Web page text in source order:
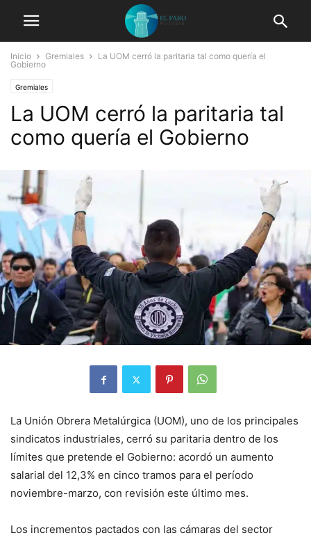
Inicio Gremiales
La UOM cerró la paritaria tal como quería el
Gobierno
Gremiales
La UOM cerró la paritaria tal
como quería el Gobierno
La Unión Obrera Metalúrgica (UOM), uno de los principales
sindicatos industriales, cerró su paritaria dentro de los
límites que pretende el Gobierno: acordó un aumento
salarial del 12,3% en cinco tramos para el período
noviembre-marzo, con revisión este último mes.
Los incrementos pactados con las cámaras del sector